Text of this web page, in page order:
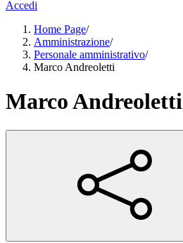
Accedi
Home Page/
Amministrazione/
Personale amministrativo/
Marco Andreoletti
Marco Andreoletti